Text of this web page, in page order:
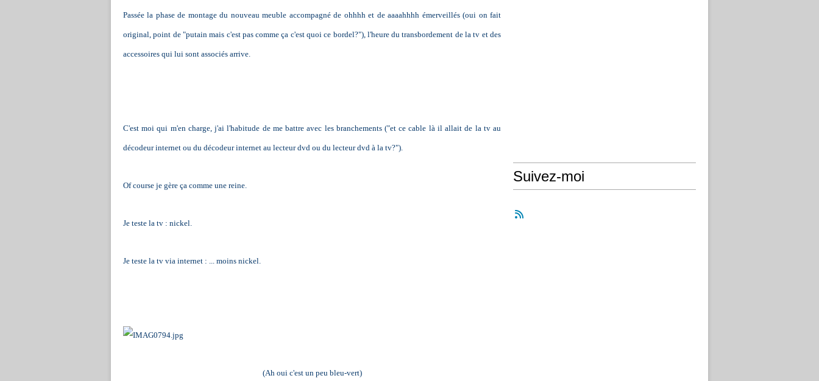
Passée la phase de montage du nouveau meuble accompagné de ohhhh et de aaaahhhh émerveillés (oui on fait
original, point de "putain mais c'est pas comme ça c'est quoi ce bordel?"), l'heure du transbordement de la tv et des
accessoires qui lui sont associés arrive.
C'est moi qui m'en charge, j'ai l'habitude de me battre avec les branchements ("et ce cable là il allait de la tv au
décodeur internet ou du décodeur internet au lecteur dvd ou du lecteur dvd à la tv?").
Of course je gère ça comme une reine.
Je teste la tv : nickel.
Je teste la tv via internet : ... moins nickel.
(Ah oui c'est un peu bleu-vert)
Suivez-moi